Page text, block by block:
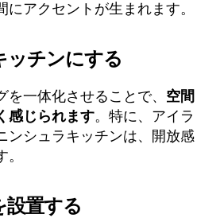
にアクセントが生まれます。
ッチンにする
を一体化させることで、 空間
感じられます。特に、アイラ
ンシュラキッチンは、開放感
設置する